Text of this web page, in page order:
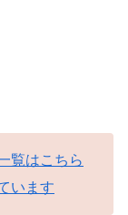
覧はこちら
います